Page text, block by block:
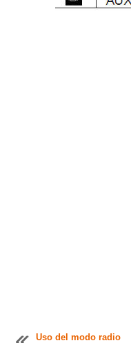
Uso del modo radio